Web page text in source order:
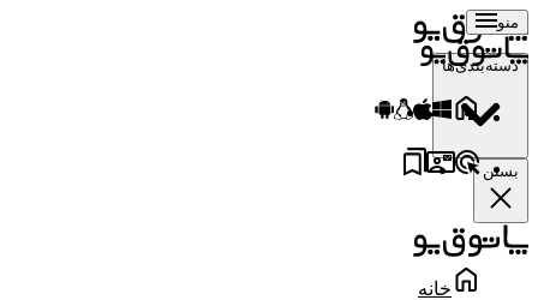
منو
دسته‌بندی‌ها
بستن
خانه